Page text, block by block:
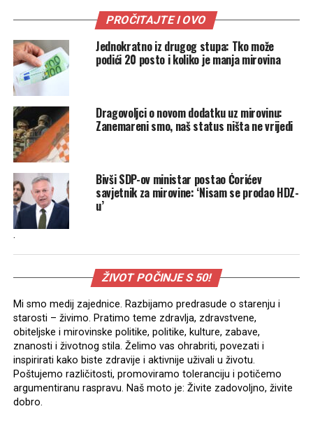
PROČITAJTE I OVO
Jednokratno iz drugog stupa: Tko može
podići 20 posto i koliko je manja mirovina
Dragovoljci o novom dodatku uz mirovinu:
Zanemareni smo, naš status ništa ne vrijedi
Bivši SDP-ov ministar postao Ćorićev
savjetnik za mirovine: ‘Nisam se prodao HDZ-
u’
.
ŽIVOT POČINJE S 50!
Mi smo medij zajednice. Razbijamo predrasude o starenju i
starosti – živimo. Pratimo teme zdravlja, zdravstvene,
obiteljske i mirovinske politike, politike, kulture, zabave,
znanosti i životnog stila. Želimo vas ohrabriti, povezati i
inspirirati kako biste zdravije i aktivnije uživali u životu.
Poštujemo različitosti, promoviramo toleranciju i potičemo
argumentiranu raspravu. Naš moto je: Živite zadovoljno, živite
dobro.